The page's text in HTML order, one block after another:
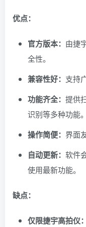
优点：
官方版本： 由捷
全性。
兼容性好： 支持
功能齐全： 提供
识别等多种功能。
操作简便： 界面
自动更新： 软件
使用最新功能。
缺点：
仅限捷宇高拍仪：